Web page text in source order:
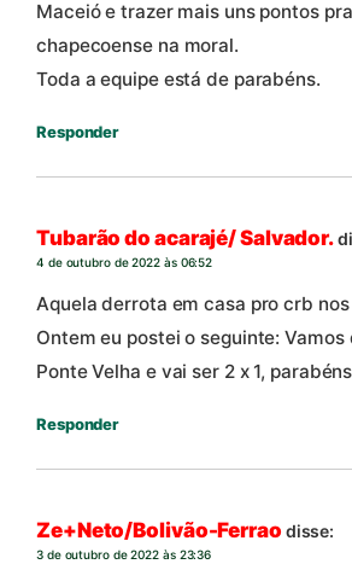
Maceió e trazer mais uns pontos
chapecoense na moral.
Toda a equipe está de parabéns.
Responder
Tubarão do acarajé/ Salvador.
4 de outubro de 2022 às 06:52
Aquela derrota em casa pro crb
Ontem eu postei o seguinte: Vamos
Ponte Velha e vai ser 2 x 1,
Responder
Ze+Neto/Bolivão-Ferrao disse:
3 de outubro de 2022 às 23:36